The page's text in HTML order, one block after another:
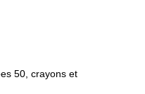
50, crayons et